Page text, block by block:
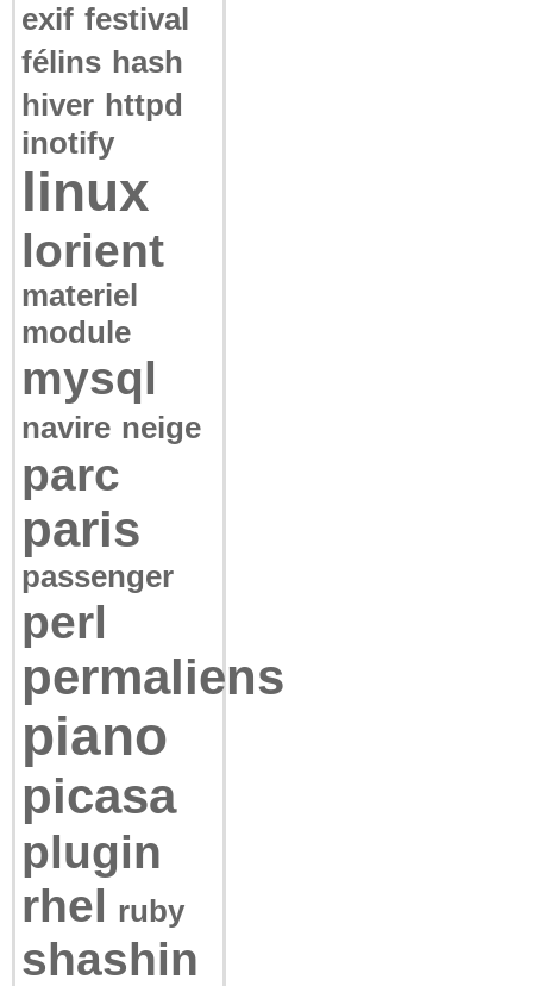
exif festival
félins hash
hiver httpd
inotify
linux
lorient
materiel
module
mysql
navire neige
parc
paris
passenger
perl
permaliens
piano
picasa
plugin
rhel ruby
shashin